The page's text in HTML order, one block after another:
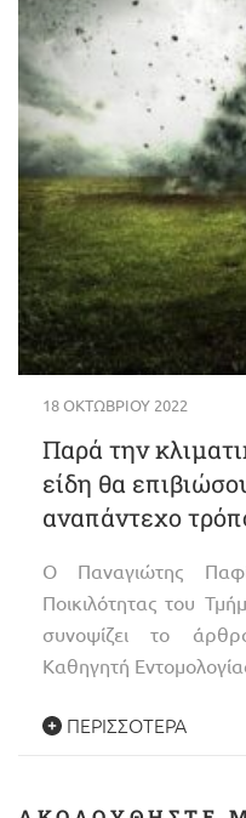
18 ΟΚΤΩΒΡΊΟΥ 2022
Παρά την
είδη θα
αναπάντεχο
O Παναγιώτης
Ποικιλότητας του
συνοψίζει το
Καθηγητή
ΠΕΡΙΣΣΌΤΕΡΑ